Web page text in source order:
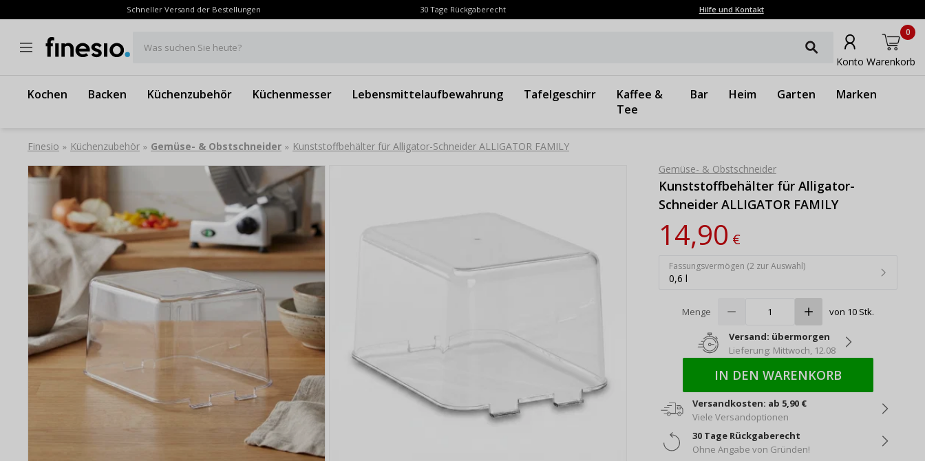
Schneller Versand der Bestellungen 30 Tage Rückgaberecht Hilfe und Kontakt
Was suchen Sie heute?
Konto Warenkorb
0
Kochen Backen Küchenzubehör Küchenmesser Lebensmittelaufbewahrung Tafelgeschirr
Kaffee &
Tee
Bar Heim Garten Marken
Finesio » Küchenzubehör » Gemüse- & Obstschneider » Kunststoffbehälter für Alligator-Schneider ALLIGATOR FAMILY
Gemüse- & Obstschneider
Kunststoffbehälter für Alligator-
Schneider ALLIGATOR FAMILY
14,90€
Fassungsvermögen (2 zur Auswahl)
0,6 l
Menge von 10 Stk.
Versand: übermorgen
Lieferung: Mittwoch, 12.08
IN DEN WARENKORB
Versandkosten: ab 5,90 €
Viele Versandoptionen
30 Tage Rückgaberecht
Ohne Angabe von Gründen!